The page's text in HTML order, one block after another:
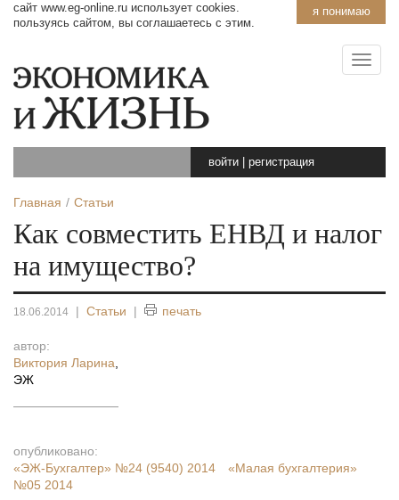
я понимаю
сайт www.eg-online.ru использует cookies.
пользуясь сайтом, вы соглашаетесь с этим.
войти регистрация
Главная Статьи
Как совместить ЕНВД и налог
на имущество?
18.06.2014 | Статьи | печать
автор:
Виктория Ларина
ЭЖ
опубликовано:
«ЭЖ-Бухгалтер» №24 (9540) 2014
«Малая бухгалтерия»
№05 2014